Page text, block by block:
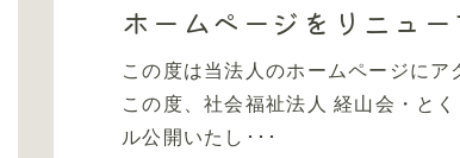
ホームページをリニュ
この度は当法人のホームページにア
この度、社会福祉法人 経山会・と
ル公開いたし･･･